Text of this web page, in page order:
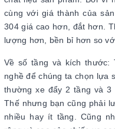
cùng với giá thành của
304 giá cao hơn, đắt hơn.
lượng hơn, bền bỉ hơn so
Về số tầng và kích thước:
nghề để chúng ta chọn lựa
thường xe đẩy 2 tầng và 3
Thế nhưng bạn cũng phải
nhiều hay ít tầng. Cũng